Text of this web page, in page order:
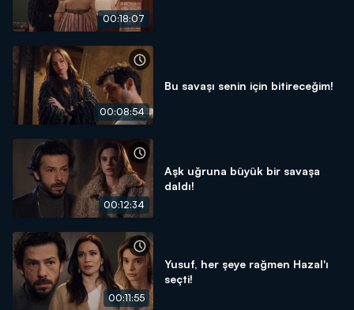
00:18:07
00:08:54
Bu savaşı senin için bitireceğim!
00:12:34
Aşk uğruna büyük bir savaşa
daldı!
00:11:55
Yusuf, her şeye rağmen Hazal'ı
seçti!